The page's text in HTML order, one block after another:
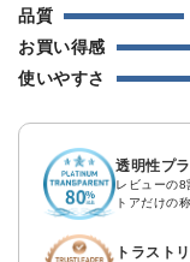
品質
お買い得感
使いやすさ
透明性プ
レビューの8
トアだけの
トラスト